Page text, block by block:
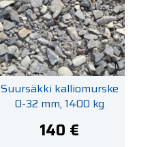
Suursäkki kalliomurske
0-32 mm, 1400 kg
140 €